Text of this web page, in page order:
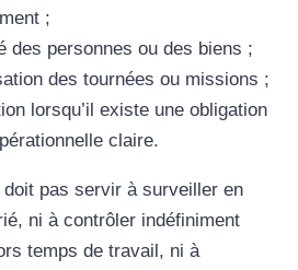
;
des personnes ou des biens ;
des tournées ou missions ;
lorsqu’il existe une obligation
claire.
doit pas servir à surveiller en
ni à contrôler indéfiniment
temps de travail, ni à